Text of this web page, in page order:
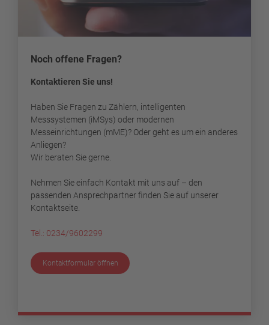
Noch offene Fragen?
Kontaktieren Sie uns!
Haben Sie Fragen zu Zählern, intelligenten
Messsystemen (iMSys) oder modernen
Messeinrichtungen (mME)? Oder geht es um ein anderes
Anliegen?
Wir beraten Sie gerne.
Nehmen Sie einfach Kontakt mit uns auf – den
passenden Ansprechpartner finden Sie auf unserer
Kontaktseite.
Tel.: 0234/9602299
Kontaktformular öffnen